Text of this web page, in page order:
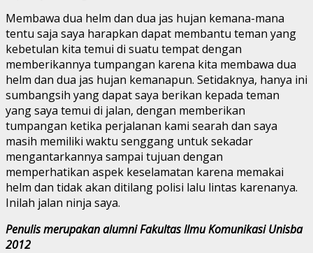
Membawa dua helm dan dua jas hujan kemana-mana
tentu saja saya harapkan dapat membantu teman yang
kebetulan kita temui di suatu tempat dengan
memberikannya tumpangan karena kita membawa dua
helm dan dua jas hujan kemanapun. Setidaknya, hanya ini
sumbangsih yang dapat saya berikan kepada teman
yang saya temui di jalan, dengan memberikan
tumpangan ketika perjalanan kami searah dan saya
masih memiliki waktu senggang untuk sekadar
mengantarkannya sampai tujuan dengan
memperhatikan aspek keselamatan karena memakai
helm dan tidak akan ditilang polisi lalu lintas karenanya.
Inilah jalan ninja saya.
Penulis merupakan alumni Fakultas Ilmu Komunikasi Unisba
2012